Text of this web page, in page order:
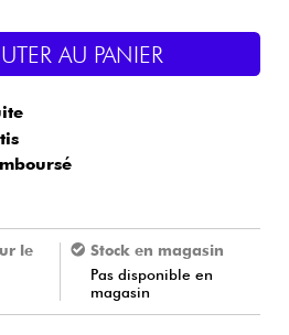
AU PANIER
le
Stock en magasin
Pas disponible en
magasin